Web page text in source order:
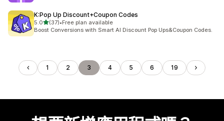
K:Pop Up Discount+Coupon Codes
5.0滿分 5 顆星
(37)
共有 37 則評價
•Free plan available
Boost Conversions with Smart AI Discount Pop Ups&Coupon Codes.
1 2 3 4 5 6 19